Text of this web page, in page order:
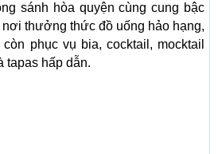
sánh hòa quyện cùng cung bậc
thưởng thức đồ uống hảo hạng,
phục vụ bia, cocktail, mocktail
tapas hấp dẫn.